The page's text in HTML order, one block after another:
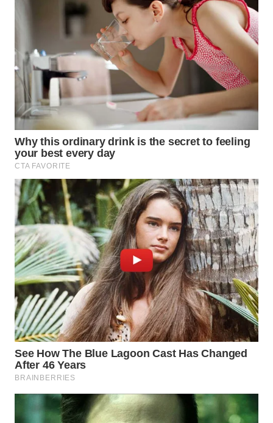
MAJALENGKA
SUBANG
WN
SUKABUMI
WN
PURWAKARTA
WN
PRIANGAN
TIMUR
WN
SEMARANG
WN
SOLO
WN
BOROBUDUR
WN
MADURA
WN